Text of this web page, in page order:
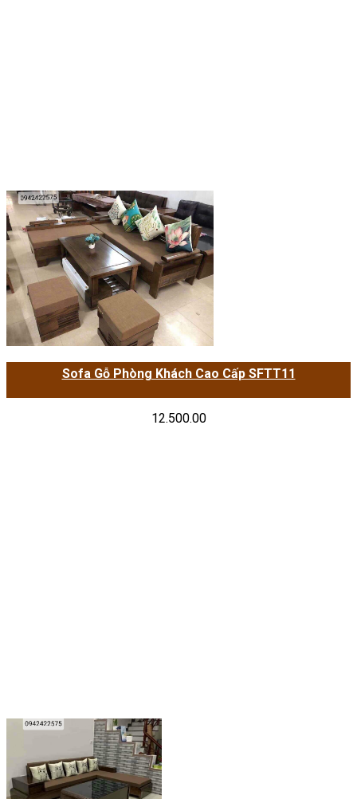
Sofa Gỗ Phòng Khách Cao Cấp SFTT11
12.500.00